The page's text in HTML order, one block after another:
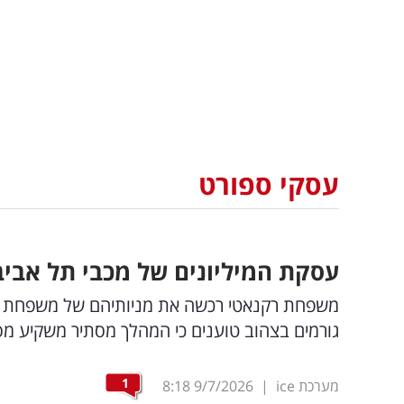
עסקי ספורט
עסקת המיליונים של מכבי תל
משפחת רקנאטי רכשה את מניותיהם של משפחת
גורמים בצהוב טוענים כי המהלך מסתיר משקיע
מערכת ice |
9/7/2026
8:18
1